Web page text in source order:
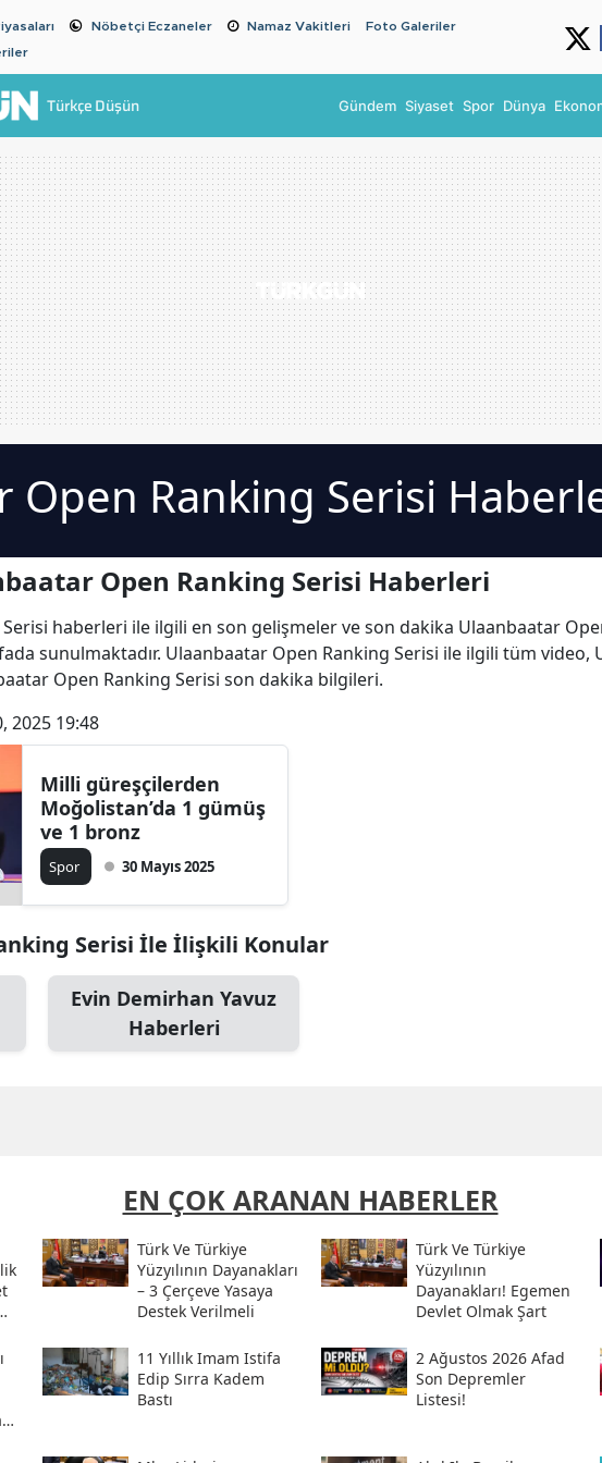
Nöbetçi Eczaneler Namaz Vakitleri
Foto Galeriler
Türkçe Düşün Gündem Siyaset Spor Dünya
Open Ranking Serisi
Open Ranking Serisi Haberleri
haberleri ile ilgili en son gelişmeler ve son dakika Ulaanbaatar
sunulmaktadır. Ulaanbaatar Open Ranking Serisi ile ilgili tüm video,
Open Ranking Serisi son dakika bilgileri.
2025 19:48
Milli güreşçilerden
Moğolistan’da 1 gümüş
ve 1 bronz
Spor 30 Mayıs 2025
Serisi İle İlişkili Konular
Evin Demirhan Yavuz
Haberleri
EN ÇOK ARANAN HABERLER
Türk Ve Türkiye
Yüzyılının Dayanakları
– 3 Çerçeve Yasaya
Destek Verilmeli
Türk Ve Türkiye
Yüzyılının
Dayanakları! Egemen
Devlet Olmak Şart
11 Yıllık Imam Istifa
Edip Sırra Kadem
Bastı
2 Ağustos 2026 Afad
Son Depremler
Listesi!